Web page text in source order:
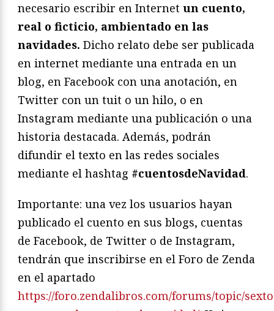
necesario escribir en Internet un cuento,
real o ficticio, ambientado en las
navidades. Dicho relato debe ser publicada
en internet mediante una entrada en un
blog, en Facebook con una anotación, en
Twitter con un tuit o un hilo, o en
Instagram mediante una publicación o una
historia destacada. Además, podrán
difundir el texto en las redes sociales
mediante el hashtag #cuentosdeNavidad.
Importante: una vez los usuarios hayan
publicado el cuento en sus blogs, cuentas
de Facebook, de Twitter o de Instagram,
tendrán que inscribirse en el Foro de Zenda
en el apartado
https://foro.zendalibros.com/forums/topic/